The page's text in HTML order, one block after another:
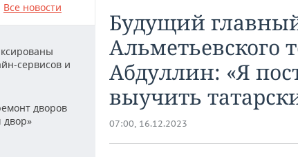
Все новости
сервисов и
дворов
Будущий
Альметьевского
Абдуллин: «Я
выучить
07:00, 16.12.2023